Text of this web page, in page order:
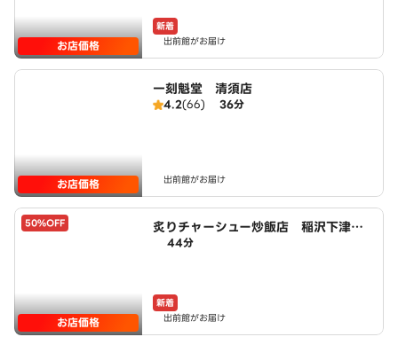
お店価格
新着
出前館がお届け
お店価格
一刻魁堂 清須店
4.2(66) 36分
出前館がお届け
50%OFF
お店価格
炙りチャーシュー炒飯店 稲沢下津
店 powered by LAWSON
44分
新着
出前館がお届け